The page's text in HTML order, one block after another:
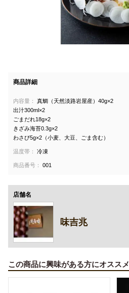
商品詳細
内容量：
真鯛（天然淡路岩屋産）40g×2
出汁300ml×2
ごまだれ18g×2
きざみ海苔0.3g×2
わさび5g×2（小麦、大豆、ごま含む）
温度帯： 冷凍
商品番号： 001
店舗名
味吉兆
この商品に興味がある方にオススメ